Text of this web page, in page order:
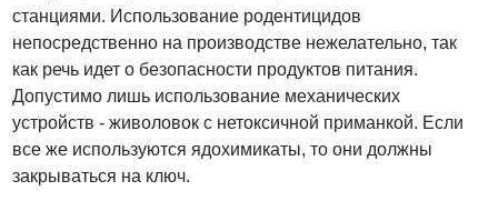
станциями. Использование родентицидов
непосредственно на производстве нежелательно, так
как речь идет о безопасности продуктов питания.
Допустимо лишь использование механических
устройств - живоловок с нетоксичной приманкой. Если
все же используются ядохимикаты, то они должны
закрываться на ключ.